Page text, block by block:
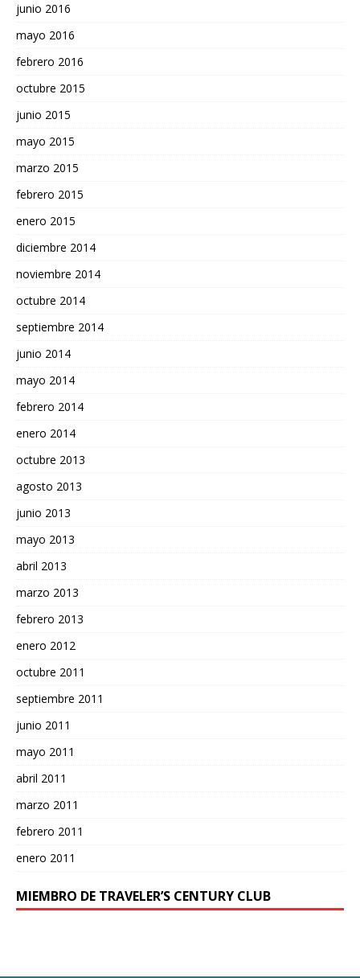
junio 2016
mayo 2016
febrero 2016
octubre 2015
junio 2015
mayo 2015
marzo 2015
febrero 2015
enero 2015
diciembre 2014
noviembre 2014
octubre 2014
septiembre 2014
junio 2014
mayo 2014
febrero 2014
enero 2014
octubre 2013
agosto 2013
junio 2013
mayo 2013
abril 2013
marzo 2013
febrero 2013
enero 2012
octubre 2011
septiembre 2011
junio 2011
mayo 2011
abril 2011
marzo 2011
febrero 2011
enero 2011
MIEMBRO DE TRAVELER’S CENTURY CLUB